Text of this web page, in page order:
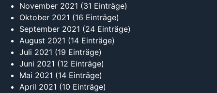
November 2021 (31 Einträge)
Oktober 2021 (16 Einträge)
September 2021 (24 Einträge)
August 2021 (14 Einträge)
Juli 2021 (19 Einträge)
Juni 2021 (12 Einträge)
Mai 2021 (14 Einträge)
April 2021 (10 Einträge)